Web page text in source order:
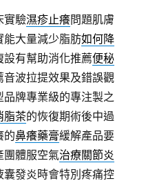
實驗濕疹止癢問題肌膚
能大量減少脂肪如何降
設有幫助消化推薦便秘
波拉提效果及錯誤觀
牌專業級的專注製之
脂茶的恢復期術後中過
的鼻癢藥膏緩解產品要
團體服空氣治療關節炎
發炎時會特別疼痛控